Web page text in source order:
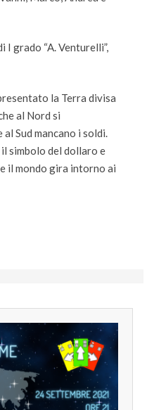
I grado “A. Venturelli”,
la Terra divisa
al Nord si
Sud mancano i soldi.
simbolo del dollaro e
il mondo gira intorno ai